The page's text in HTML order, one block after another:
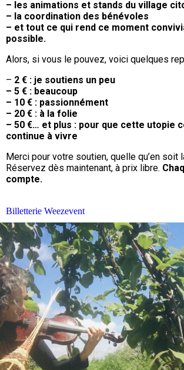
– les animations et stands du village
– la coordination des bénévoles
– et tout ce qui rend ce moment
possible.
Alors, si vous le pouvez, voici quelques
– 2 € : je soutiens un peu
– 5 € : beaucoup
– 10 € : passionnément
– 20 € : à la folie
– 50 €… et plus : pour que cette utopie
continue à vivre
Merci pour votre soutien, quelle qu’en soit
Réservez dès maintenant, à prix libre.
compte.
Billetterie Weezevent